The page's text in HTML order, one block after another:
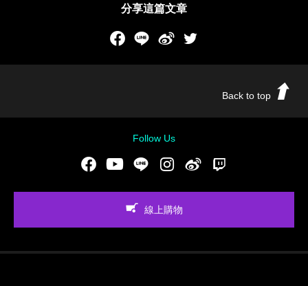
分享這篇文章
Facebook
LINE 新浪微博
Back to top
Follow Us
FacebookYoutubeLINE Instgram新浪微博
線上購物